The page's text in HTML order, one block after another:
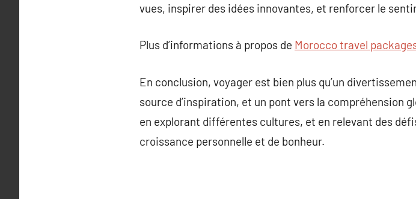
vues, inspirer des idées innovantes, et renforcer le
Plus d’informations à propos de Morocco travel
En conclusion, voyager est bien plus qu’un
source d’inspiration, et un pont vers la compréhension
en explorant différentes cultures, et en relevant des
croissance personnelle et de bonheur.